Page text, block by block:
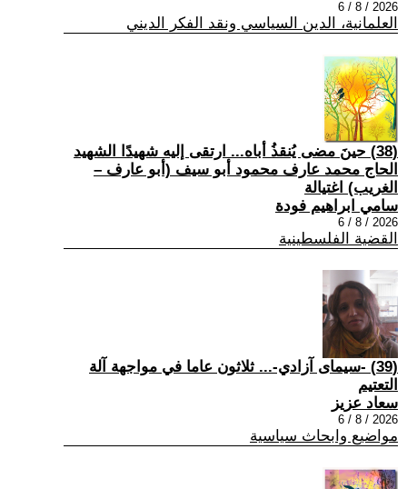
2026 / 8 / 6
العلمانية، الدين السياسي ونقد الفكر الديني
(38) حينَ مضى يُنقذُ أباه... ارتقى إليه شهيدًا الشهيد
الحاج محمد عارف محمود أبو سيف (أبو عارف –
الغريب) اغتيالة
سامي ابراهيم فودة
2026 / 8 / 6
القضية الفلسطينية
(39) -سيمای آزادي-... ثلاثون عاما في مواجهة آلة
التعتيم
سعاد عزيز
2026 / 8 / 6
مواضيع وابحاث سياسية